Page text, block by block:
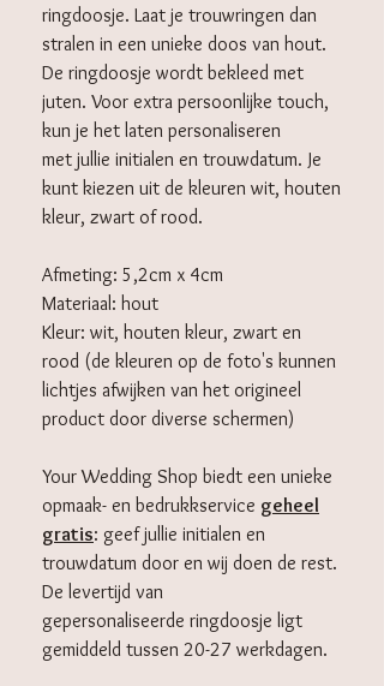
ringdoosje. Laat je trouwringen dan
stralen in een unieke doos van hout.
De ringdoosje wordt bekleed met
juten. Voor extra persoonlijke touch,
kun je het laten personaliseren
met jullie initialen en trouwdatum. Je
kunt kiezen uit de kleuren wit, houten
kleur, zwart of rood.
Afmeting: 5,2cm x 4cm
Materiaal: hout
Kleur: wit, houten kleur, zwart en
rood (de kleuren op de foto's kunnen
lichtjes afwijken van het origineel
product door diverse schermen)
Your Wedding Shop biedt een unieke
opmaak- en bedrukkservice geheel
gratis: geef jullie initialen en
trouwdatum door en wij doen de rest.
De levertijd van
gepersonaliseerde ringdoosje ligt
gemiddeld tussen 20-27 werkdagen.